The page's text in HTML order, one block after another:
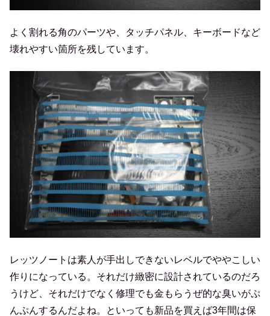
よく割れる角のパーツや、タッチパネル、キーボードなど
壊れやすい箇所を残しています。
レッツノートは素人が手出しできないレベルでややこしい
作りになっている。それだけ緻密に設計されているのだろ
うけど、それだけでなく修理でも金もらうぜ的な臭いがぷ
んぷんするんだよね。といっても新品を買えば3年間は保